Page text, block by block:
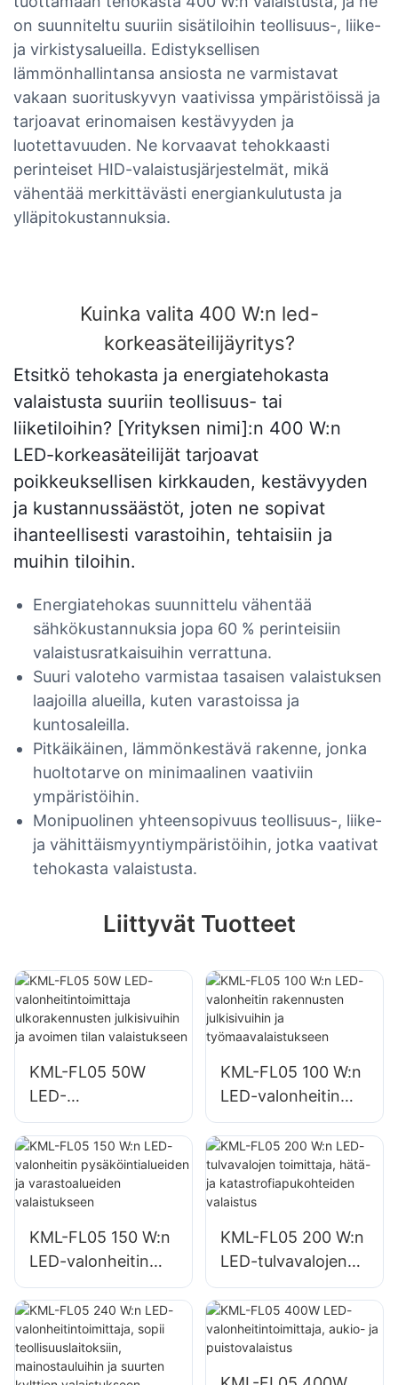
on suunniteltu suuriin sisätiloihin teollisuus-, liike-
ja virkistysalueilla. Edistyksellisen
lämmönhallintansa ansiosta ne varmistavat
vakaan suorituskyvyn vaativissa ympäristöissä ja
tarjoavat erinomaisen kestävyyden ja
luotettavuuden. Ne korvaavat tehokkaasti
perinteiset HID-valaistusjärjestelmät, mikä
vähentää merkittävästi energiankulutusta ja
ylläpitokustannuksia.
Kuinka valita 400 W:n led-
korkeasäteilijäyritys?
Etsitkö tehokasta ja energiatehokasta
valaistusta suuriin teollisuus- tai
liiketiloihin? [Yrityksen nimi]:n 400 W:n
LED-korkeasäteilijät tarjoavat
poikkeuksellisen kirkkauden, kestävyyden
ja kustannussäästöt, joten ne sopivat
ihanteellisesti varastoihin, tehtaisiin ja
muihin tiloihin.
Energiatehokas suunnittelu vähentää
sähkökustannuksia jopa 60 % perinteisiin
valaistusratkaisuihin verrattuna.
Suuri valoteho varmistaa tasaisen valaistuksen
laajoilla alueilla, kuten varastoissa ja
kuntosaleilla.
Pitkäikäinen, lämmönkestävä rakenne, jonka
huoltotarve on minimaalinen vaativiin
ympäristöihin.
Monipuolinen yhteensopivuus teollisuus-, liike-
ja vähittäismyyntiympäristöihin, jotka vaativat
tehokasta valaistusta.
Liittyvät Tuotteet
KML-FL05 50W
LED-
valonheitintoimittaj
a ulkorakennusten
julkisivuihin ja
avoimen tilan
KML-FL05 100 W:n
LED-valonheitin
rakennusten
julkisivuihin ja
työmaavalaistuksee
n
KML-FL05 150 W:n
LED-valonheitin
pysäköintialueiden
ja varastoalueiden
valaistukseen
KML-FL05 200 W:n
LED-tulvavalojen
toimittaja, hätä- ja
katastrofiapukohtei
den valaistus